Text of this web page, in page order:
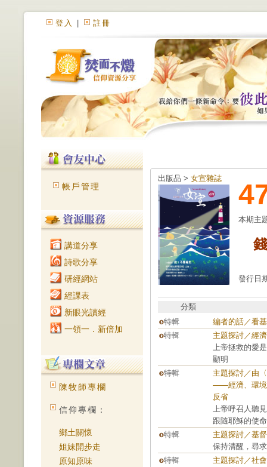
登入 註冊
帳戶管理
講道分享
詩歌分享
研經網站
經課表
新眼光讀經
一領一．新倍加
陳牧師專欄
信仰專欄：
鄉土關懷
姐妹開步走
原知原味
出版品 > 女宣雜誌
本期主
發行日
分類
特輯
編者的話／看
特輯
主題探討／經
上帝拯救的愛
顯明
特輯
主題探討／由
——經濟、環境
反省
上帝呼召人聽
跟隨耶穌的使命
特輯
主題探討／基
保持清醒，尋
特輯
主題探討／社